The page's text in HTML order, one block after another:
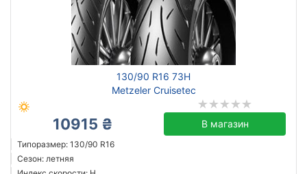
130/90 R16 73H
Metzeler Cruisetec
10915 ₴ В магазин
Типоразмер: 130/90 R16
Сезон: летняя